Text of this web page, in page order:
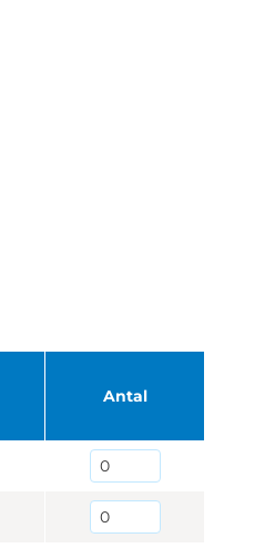
Antal